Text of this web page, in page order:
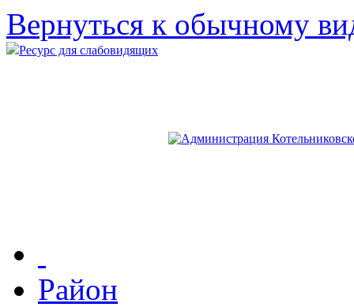
Вернуться к обычному
Ресурс для слабовидящих
Район